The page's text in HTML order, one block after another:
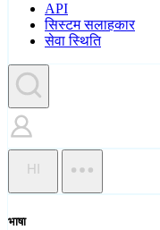
API
सिस्टम सलाहकार
सेवा स्थिति
HI
भाषा